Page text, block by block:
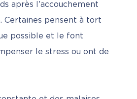
après l’accouchement
Certaines pensent à tort
possible et le font
le stress ou ont de